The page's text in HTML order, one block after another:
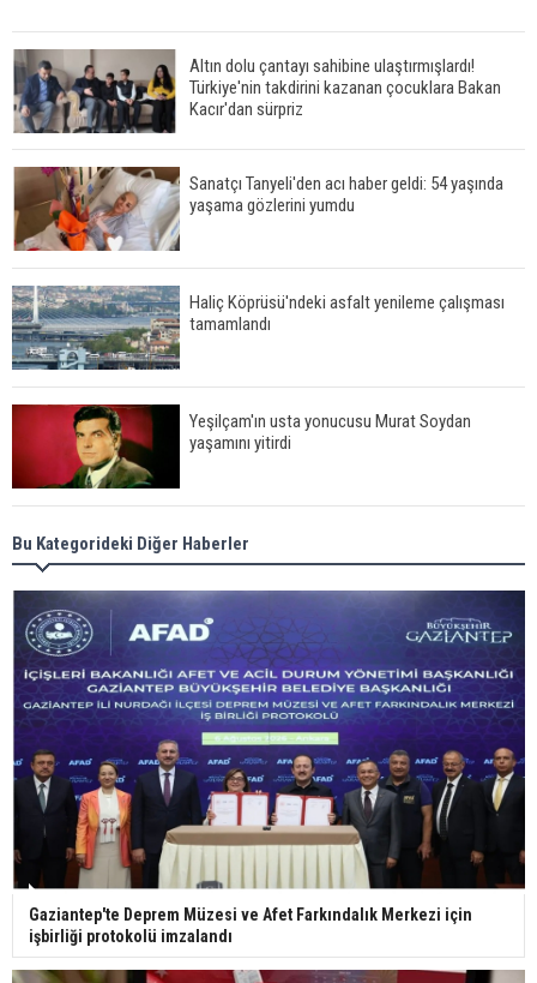
Altın dolu çantayı sahibine ulaştırmışlardı!
Türkiye'nin takdirini kazanan çocuklara Bakan
Kacır'dan sürpriz
Sanatçı Tanyeli'den acı haber geldi: 54 yaşında
yaşama gözlerini yumdu
Haliç Köprüsü'ndeki asfalt yenileme çalışması
tamamlandı
Yeşilçam'ın usta yonucusu Murat Soydan
yaşamını yitirdi
Meral Akşener ile Müsavat Dervişoğlu cenazede
görüntülendi
29 Mayıs okullar tatil mi?
Bilim kurgu gerçekleşiyor... Dondurulmuş
insanları hayata döndürecek keşif
Ünlü türkücü Mahmut Tuncer estetik operasyon
geçirdi: Son hali gündem oldu
Bu Kategorideki Diğer Haberler
Gaziantep'te Deprem Müzesi ve Afet Farkındalık Merkezi için
işbirliği protokolü imzalandı